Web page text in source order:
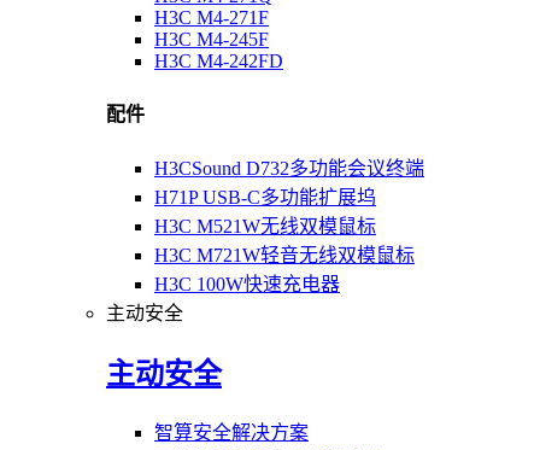
H3C M4-271F
H3C M4-245F
H3C M4-242FD
配件
H3CSound D732多功能会议终端
H71P USB-C多功能扩展坞
H3C M521W无线双模鼠标
H3C M721W轻音无线双模鼠标
H3C 100W快速充电器
主动安全
主动安全
智算安全解决方案